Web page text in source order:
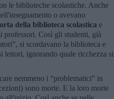
le biblioteche scolastiche. Anche
o avevano
della biblioteca scolastica e
professori. Così gli studenti, già
si scordavano la biblioteca e
lettori, ignorando quale ricchezza si
nemmeno i “problematici” in
sono morte. E la loro morte